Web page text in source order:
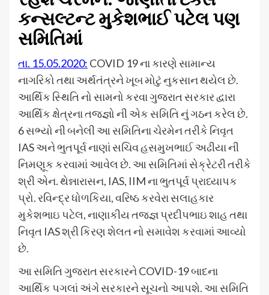
કન્સલ્ટન્ટ મુકેશભાઈ પટેલ પણ
સમિતિમાં
તા. 15.05.2020: COVID 19 ના કારણે સામાન્ય
નાગરિકો તથા અર્થતંત્રને ખૂબ મોટું નુકસાન થયેલ છે.
આર્થિક સ્થિતિ નો સામનો કરવા ગુજરાત સરકાર દ્વારા
આર્થિક ક્ષેત્રના તજજ્ઞો ની એક સમિતિ નું ગઠન કરેલ છે.
6 સભ્યો ની બનેલી આ સમિતિના ચેરમેન તરીકે નિવૃત
IAS અને ભુતપૂર્વ નાણાં સચિવ હસમુખભાઈ અઢીયા ની
નિમણૂક કરવામાં આવેલ છે. આ સમિતિમાં સેક્રેટરી તરીકે
શ્રી એન. થેન્નારાસન, IAS, IIM ના ભુતપૂર્વ પ્રાધ્યાપક
પ્રો. રવિન્દ્ર ધોળકિયા, વરિષ્ઠ કરવેરા સલાહકાર
મુકેશભાઇ પટેલ, નાણાકીય તજજ્ઞ પ્રદીપભાઇ શાહ તથા
નિવૃત IAS શ્રી કિરણ શેલત નો સમાવેશ કરવામાં આવ્યો
છે.
આ સમિતિ ગુજરાત સરકારને COVID-19 બાદના
આર્થિક પગલાં અંગે સરકારને સૂચનો આપશે. આ સમિતિ